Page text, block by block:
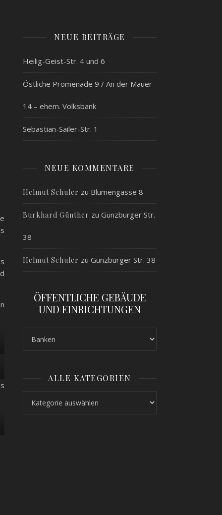
NEUE BEITRÄGE
Heilig-Geist-Str. 4 und 6
Östliche Promenade 9 / An der Mauer
14 – ehem. Volksbank
Sebastian-Sailer-Str. 1
NEUE KOMMENTARE
Helmut Schuler zu Blumengasse 8
Burkhard Günther zu Günzburger Str.
38
Helmut Schuler zu Günzburger Str. 38
ÖFFENTLICHE GEBÄUDE
UND EINRICHTUNGEN
ALLE KATEGORIEN